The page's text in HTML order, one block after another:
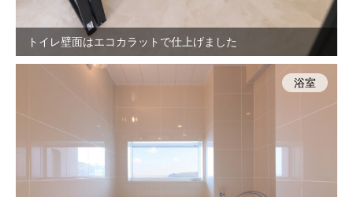
トイレ壁面はエコカラットで仕上げました
浴室